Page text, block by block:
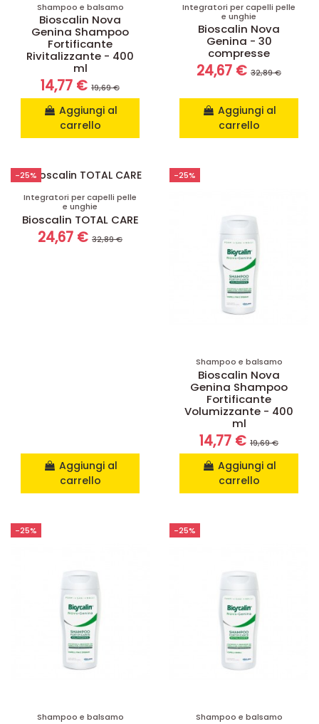
Shampoo e balsamo
Bioscalin Nova
Genina Shampoo
Fortificante
Rivitalizzante - 400
ml
14,77 € 19,69 €
Aggiungi al
carrello
Integratori per capelli pelle
e unghie
Bioscalin Nova
Genina - 30
compresse
24,67 € 32,89 €
Aggiungi al
carrello
-25%
Integratori per capelli pelle
e unghie
Bioscalin TOTAL CARE
24,67 € 32,89 €
Aggiungi al
carrello
-25%
Shampoo e balsamo
Bioscalin Nova
Genina Shampoo
Fortificante
Volumizzante - 400
ml
14,77 € 19,69 €
Aggiungi al
carrello
-25%
Shampoo e balsamo
-25%
Shampoo e balsamo